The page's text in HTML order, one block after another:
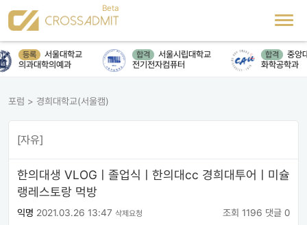
등록
서울대학교
의과대학의예과
합격
서울시립대학교
전기전자컴퓨터
합격
중앙
화학공학과
포럼 > 경희대학교(서울캠)
[자유]
한의대생 VLOGㅣ졸업식ㅣ한의대cc 경희대투어ㅣ미슐
랭레스토랑 먹방
익명 2021.03.26 13:47 삭제요청 조회 1196 댓글 0